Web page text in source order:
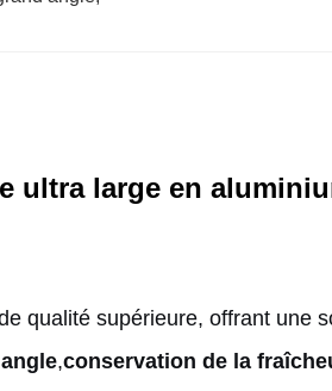
ultra large en
qualité supérieure, offrant une
,conservation de la